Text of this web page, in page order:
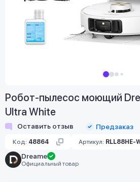
Робот-пылесос моющий
Ultra White
Оставить отзыв Предзаказ
Код: 48864 Артикул: RLL88HE-
Dreame
Официальный товар